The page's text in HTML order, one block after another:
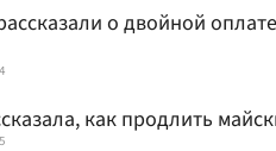
о двойной
как продлить